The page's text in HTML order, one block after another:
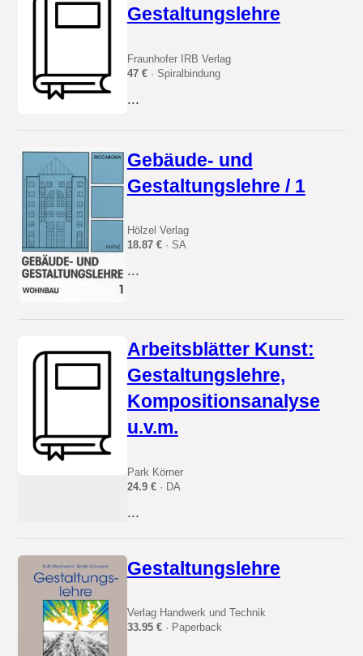
Gestaltungslehre
Fraunhofer IRB Verlag
47 €· Spiralbindung
...
Gebäude- und
Gestaltungslehre / 1
Hölzel Verlag
18.87 €· SA
...
Arbeitsblätter Kunst:
Gestaltungslehre,
Kompositionsanalyse
u.v.m.
Park Körner
24.9 €· DA
...
Gestaltungslehre
Verlag Handwerk und Technik
33.95 €· Paperback